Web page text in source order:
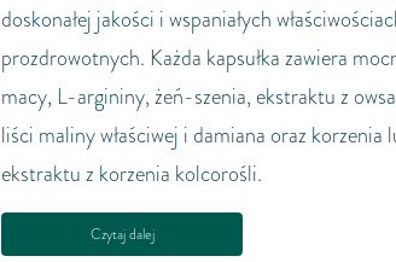
doskonałej jakości i wspaniałych
prozdrowotnych. Każda kapsułka zawiera
macy, L-argininy, żeń-szenia, ekstraktu z
liści maliny właściwej i damiana oraz korzenia
ekstraktu z korzenia kolcorośli.
Czytaj dalej